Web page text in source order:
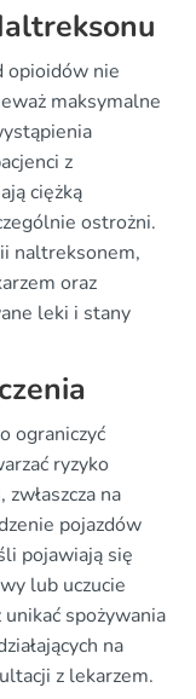
opioidów nie
maksymalne
z
ciężką
ostrożni.
naltreksonem,
oraz
leki i stany
ograniczyć
ryzyko
na
pojazdów
pojawiają się
lub uczucie
spożywania
na
z lekarzem.